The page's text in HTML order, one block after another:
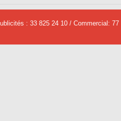
: 33 825 24 10 / Commercial: